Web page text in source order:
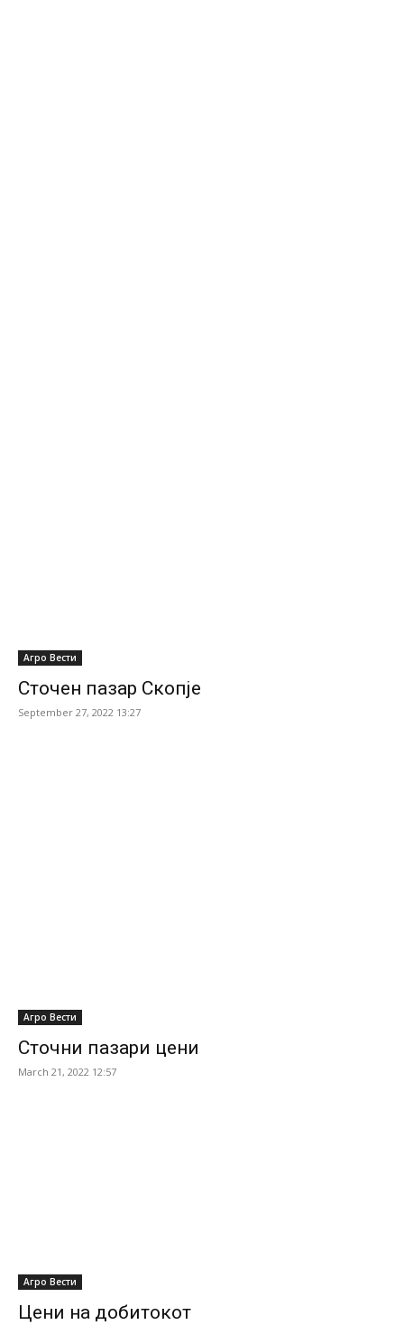
Агро Вести
Сточен пазар Скопје
September 27, 2022 13:27
Агро Вести
Сточни пазари цени
March 21, 2022 12:57
Агро Вести
Цени на добитокот